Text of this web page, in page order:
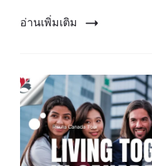
อ่านเพิ่มเติม